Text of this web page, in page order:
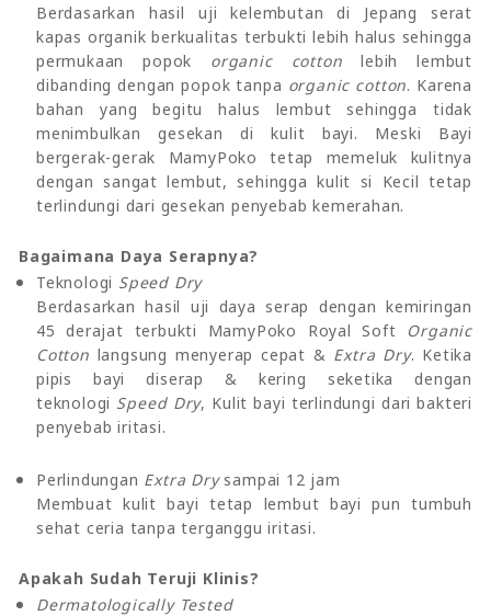
Berdasarkan hasil uji kelembutan di Jepang serat
kapas organik berkualitas terbukti lebih halus sehingga
permukaan popok organic cotton lebih lembut
dibanding dengan popok tanpa organic cotton. Karena
bahan yang begitu halus lembut sehingga tidak
menimbulkan gesekan di kulit bayi. Meski Bayi
bergerak-gerak MamyPoko tetap memeluk kulitnya
dengan sangat lembut, sehingga kulit si Kecil tetap
terlindungi dari gesekan penyebab kemerahan.
Bagaimana Daya Serapnya?
Teknologi Speed Dry
Berdasarkan hasil uji daya serap dengan kemiringan
45 derajat terbukti MamyPoko Royal Soft Organic
Cotton langsung menyerap cepat & Extra Dry. Ketika
pipis bayi diserap & kering seketika dengan
teknologi Speed Dry, Kulit bayi terlindungi dari bakteri
penyebab iritasi.
Perlindungan Extra Drysampai 12 jam
Membuat kulit bayi tetap lembut bayi pun tumbuh
sehat ceria tanpa terganggu iritasi.
Apakah Sudah Teruji Klinis?
Dermatologically Tested